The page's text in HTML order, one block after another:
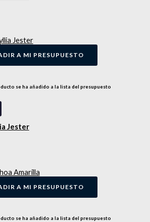
A MI PRESUPUESTO
se ha añadido a la lista del presupuesto
Jester
A MI PRESUPUESTO
se ha añadido a la lista del presupuesto